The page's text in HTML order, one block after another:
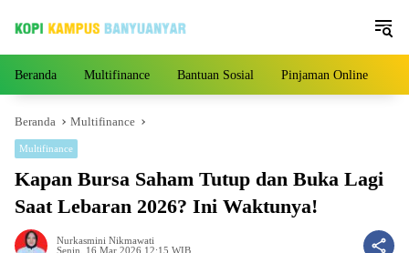
Beranda Multifinance Bantuan Sosial Pinjaman Online
Beranda Multifinance
Multifinance
Kapan Bursa Saham Tutup dan Buka Lagi
Saat Lebaran 2026? Ini Waktunya!
Nurkasmini Nikmawati
Senin, 16 Mar 2026 12:15 WIB